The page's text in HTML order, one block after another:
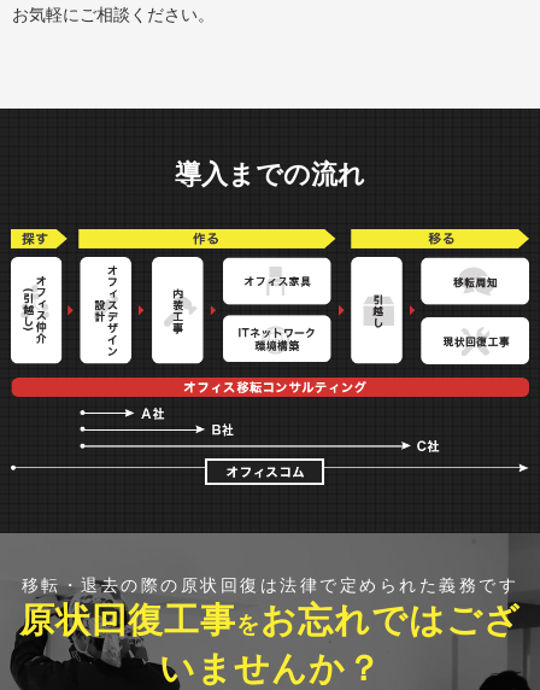
お気軽にご相談ください。
導入までの流れ
移転・退去の際の原状回復は法律で定められた義務です
原状回復工事をお忘れではござ
いませんか？